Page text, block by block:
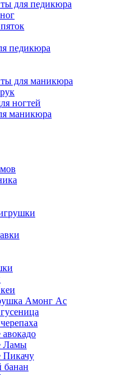
для педикюра
педикюра
для маникюра
ногтей
маникюра
Амонг Ас
Ламы